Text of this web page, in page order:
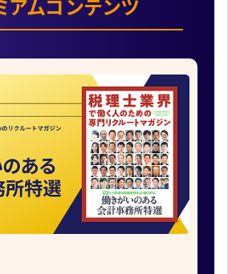
アムコンテンツ